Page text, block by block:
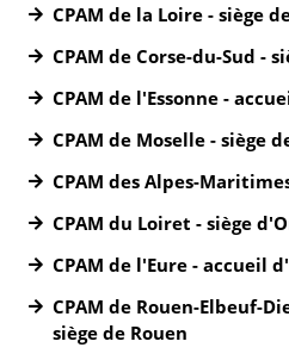
CPAM de la Loire - siège
CPAM de Corse-du-Sud -
CPAM de l'Essonne -
CPAM de Moselle - siège
CPAM des Alpes-
CPAM du Loiret - siège
CPAM de l'Eure - accueil
CPAM de Rouen-Elbeuf-
siège de Rouen